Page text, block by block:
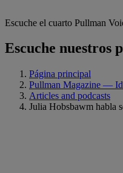
Escuche el cuarto Pullman
Escuche nuestros
Página principal
Pullman Magazine —
Articles and podcasts
Julia Hobsbawm habla